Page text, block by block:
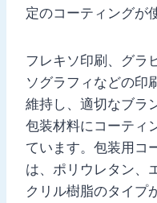
定のコーティングが
フレキソ印刷、グラ
ソグラフィなどの印
維持し、適切なブラ
包装材料にコーティ
ています。包装用コ
は、ポリウレタン、
クリル樹脂のタイプ